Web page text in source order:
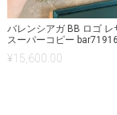
バレンシアガ BB ロゴ レ
スーパーコピー bar71916
¥15,600.00